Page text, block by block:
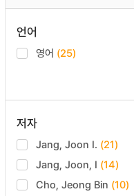
언어
영어 (25)
저자
Jang, Joon I. (21)
Jang, Joon, I (14)
Cho, Jeong Bin (10)